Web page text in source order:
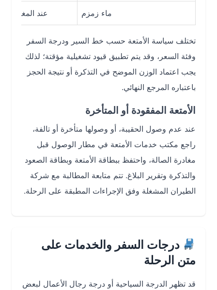
ماء زمزم عند المغادرة من
تختلف سياسة الأمتعة حسب خط السير ودرجة السفر
وفئة السعر، وقد يتم تطبيق قيود تشغيلية مؤقتة؛ لذلك
يجب اعتماد الوزن الموضح في التذكرة أو نتيجة الحجز
باعتباره المرجع النهائي.
الأمتعة المفقودة أو المتأخرة
عند عدم وصول الحقيبة، أو وصولها متأخرة أو تالفة،
راجع مكتب خدمات الأمتعة في مطار الوصول قبل
مغادرة الصالة، واحتفظ ببطاقة الأمتعة وبطاقة الصعود
والتذكرة وتقرير البلاغ. تتم متابعة المطالبة مع شركة
الطيران المشغلة وفق الإجراءات المطبقة على الرحلة.
درجات السفر والخدمات على
متن الرحلة
قد تظهر الدرجة السياحية أو درجة رجال الأعمال لبعض